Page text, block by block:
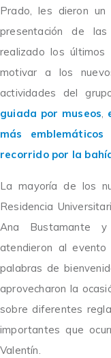
Prado, les dieron un
presentación de
realizado los
motivar a los
actividades del
guiada por museos,
más
recorrido por la
La mayoría de los
Residencia
Ana Bustamante
atendieron al
palabras de
aprovecharon la
sobre diferentes
importantes que
Valentín.